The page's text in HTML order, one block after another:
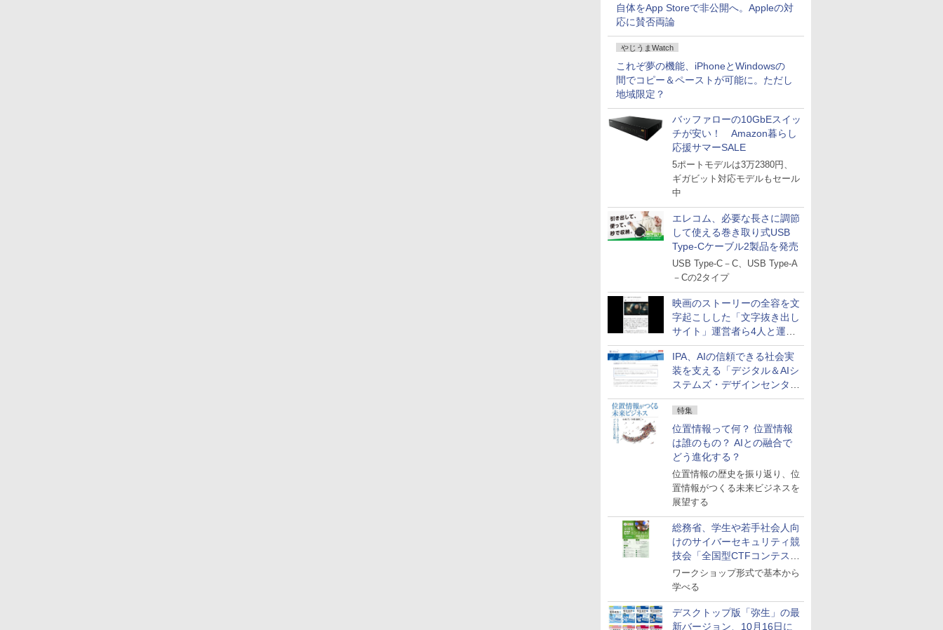
自体をApp Storeで非公開へ。Appleの対
応に賛否両論
やじうまWatch
これぞ夢の機能、iPhoneとWindowsの
間でコピー＆ペーストが可能に。ただし
地域限定？
バッファローの10GbEスイッ
チが安い！ Amazon暮らし
応援サマーSALE
5ポートモデルは3万2380円、
ギガビット対応モデルもセール
中
エレコム、必要な長さに調節
して使える巻き取り式USB
Type-Cケーブル2製品を発売
USB Type-C－C、USB Type-A
－Cの2タイプ
映画のストーリーの全容を文
字起こしした「文字抜き出し
サイト」運営者ら4人と運営
法人に有罪判決
IPA、AIの信頼できる社会実
装を支える「デジタル＆AIシ
ステムズ・デザインセンタ
ー」新設
特集
位置情報って何？ 位置情報
は誰のもの？ AIとの融合で
どう進化する？
位置情報の歴史を振り返り、位
置情報がつくる未来ビジネスを
展望する
総務省、学生や若手社会人向
けのサイバーセキュリティ競
技会「全国型CTFコンテス
ト」を10月に開催、参加受付
中
ワークショップ形式で基本から
学べる
デスクトップ版「弥生」の最
新バージョン、10月16日に